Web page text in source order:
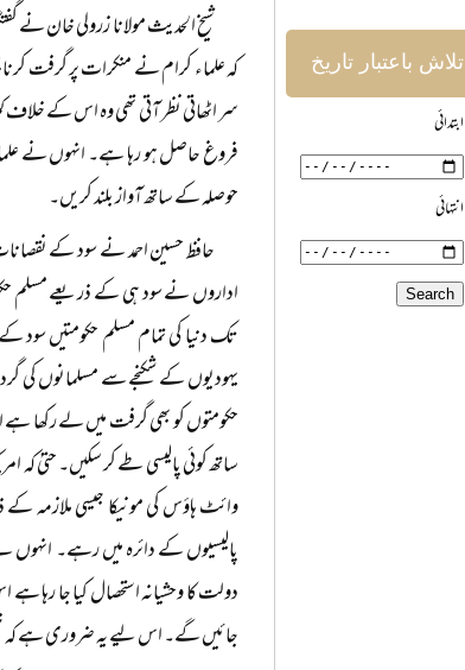
شیخ الحدیث مولانا زرولی خان نے
کہ علماء کرام نے منکرات پر گرفت کرنا
سر اٹھاتی نظر آتی تھی وہ اس کے
فروغ حاصل ہو رہا ہے۔ انہوں نے
حوصلہ کے ساتھ آواز بلند کریں۔
حافظ حسین احمد نے سود کے
اداروں نے سود ہی کے ذریعے مسلم
تک دنیا کی تمام مسلم حکومتیں سود
یہودیوں کے شکنجے سے مسلمانوں کی
حکومتوں کو بھی گرفت میں لے رکھا
ساتھ کوئی پالیسی طے کر سکیں۔ حتیٰ کہ
وائٹ ہاؤس کی مونیکا جیسی ملازمہ
پالیسیوں کے دائرہ میں رہے۔
دولت کا وحشیانہ استحصال کیا جا رہا
جائیں گے۔ اس لیے یہ ضروری ہے کہ
تلاش باعتبار تاریخ
ابتدائی
انتہائی